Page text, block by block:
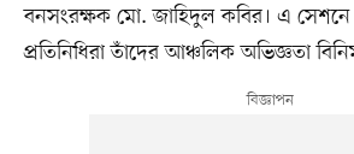
বনসংরক্ষক মো. জাহিদুল কবির। এ সেশনে
প্রতিনিধিরা তাঁদের আঞ্চলিক অভিজ্ঞতা